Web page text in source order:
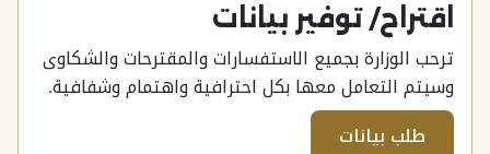
اقتراح/ توفير بيانات
ترحب الوزارة بجميع الاستفسارات والمقترحات والشكاوى
وسيتم التعامل معها بكل احترافية واهتمام وشفافية.
طلب بيانات